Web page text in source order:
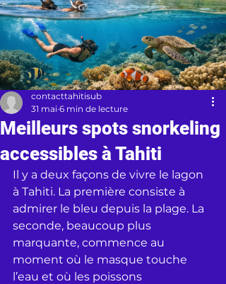
Meilleurs spots snorkeling
accessibles à Tahiti
contacttahitisub
31 mai 6 min de lecture
Il y a deux façons de vivre le lagon
à Tahiti. La première consiste à
admirer le bleu depuis la plage. La
seconde, beaucoup plus
marquante, commence au
moment où le masque touche
l’eau et où les poissons